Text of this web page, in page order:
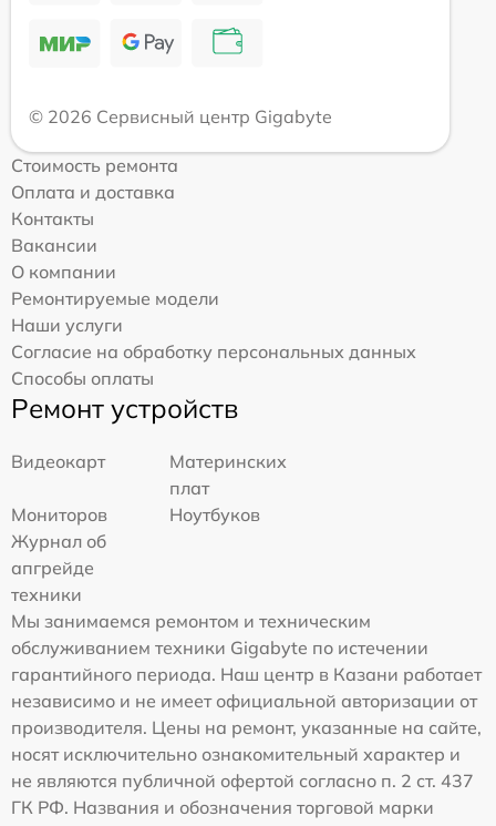
© 2026 Сервисный центр Gigabyte
Стоимость ремонта
Оплата и доставка
Контакты
Вакансии
О компании
Ремонтируемые модели
Наши услуги
Согласие на обработку персональных данных
Способы оплаты
Ремонт устройств
Видеокарт
Материнских
плат
Мониторов
Ноутбуков
Журнал об
апгрейде
техники
Мы занимаемся ремонтом и техническим
обслуживанием техники Gigabyte по истечении
гарантийного периода. Наш центр в Казани работает
независимо и не имеет официальной авторизации от
производителя. Цены на ремонт, указанные на сайте,
носят исключительно ознакомительный характер и
не являются публичной офертой согласно п. 2 ст. 437
ГК РФ. Названия и обозначения торговой марки